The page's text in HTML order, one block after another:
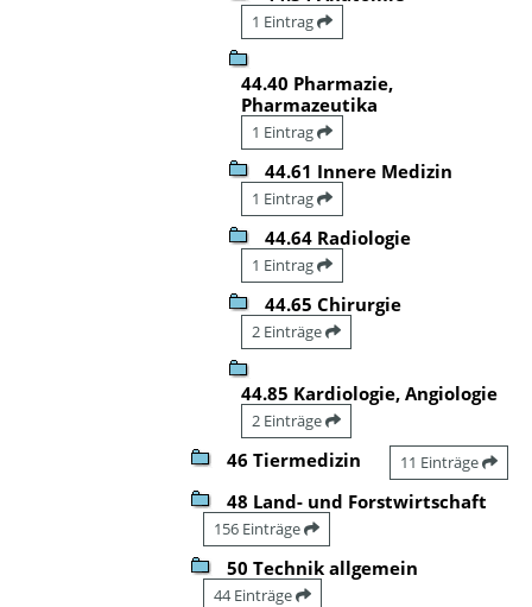
1 Eintrag
44.40 Pharmazie,
Pharmazeutika
1 Eintrag
44.61 Innere Medizin
1 Eintrag
44.64 Radiologie
1 Eintrag
44.65 Chirurgie
2 Einträge
44.85 Kardiologie, Angiologie
2 Einträge
46 Tiermedizin 11 Einträge
48 Land- und Forstwirtschaft
156 Einträge
50 Technik allgemein
44 Einträge